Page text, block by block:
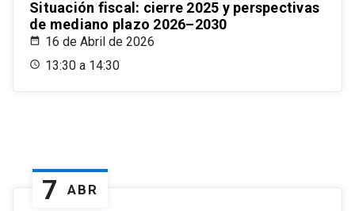
Situación fiscal: cierre 2025 y perspectivas
de mediano plazo 2026–2030
16 de Abril de 2026
13:30 a 14:30
7 ABR